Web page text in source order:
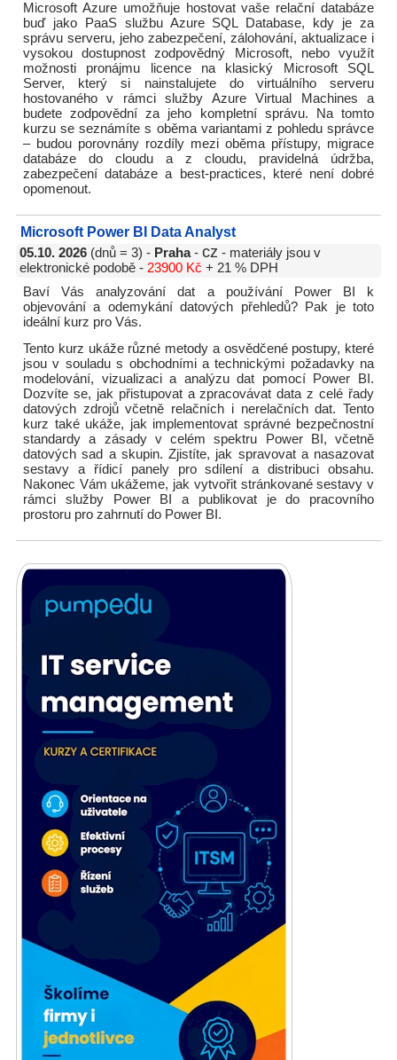
Microsoft Azure umožňuje hostovat vaše relační databáze
buď jako PaaS službu Azure SQL Database, kdy je za
správu serveru, jeho zabezpečení, zálohování, aktualizace i
vysokou dostupnost zodpovědný Microsoft, nebo využít
možnosti pronájmu licence na klasický Microsoft SQL
Server, který si nainstalujete do virtuálního serveru
hostovaného v rámci služby Azure Virtual Machines a
budete zodpovědní za jeho kompletní správu. Na tomto
kurzu se seznámíte s oběma variantami z pohledu správce
– budou porovnány rozdíly mezi oběma přístupy, migrace
databáze do cloudu a z cloudu, pravidelná údržba,
zabezpečení databáze a best-practices, které není dobré
opomenout.
Microsoft Power BI Data Analyst
05.10. 2026 (dnů = 3) - Praha- cz - materiály jsou v
elektronické podobě - 23900 Kč + 21 % DPH
Baví Vás analyzování dat a používání Power BI k
objevování a odemykání datových přehledů? Pak je toto
ideální kurz pro Vás.
Tento kurz ukáže různé metody a osvědčené postupy, které
jsou v souladu s obchodními a technickými požadavky na
modelování, vizualizaci a analýzu dat pomocí Power BI.
Dozvíte se, jak přistupovat a zpracovávat data z celé řady
datových zdrojů včetně relačních i nerelačních dat. Tento
kurz také ukáže, jak implementovat správné bezpečnostní
standardy a zásady v celém spektru Power BI, včetně
datových sad a skupin. Zjistíte, jak spravovat a nasazovat
sestavy a řídicí panely pro sdílení a distribuci obsahu.
Nakonec Vám ukážeme, jak vytvořit stránkované sestavy v
rámci služby Power BI a publikovat je do pracovního
prostoru pro zahrnutí do Power BI.